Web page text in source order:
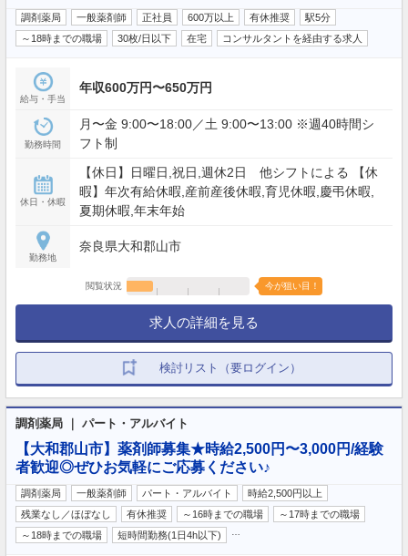
調剤薬局 一般薬剤師 正社員 600万以上 有休推奨
駅5分
～18時までの職場
30枚/日以下 在宅 コンサルタントを経由する求人
給与・手当
年収600万円〜650万円
勤務時間
月〜金 9:00〜18:00／土 9:00〜13:00 ※週40時間シ
フト制
休日・休暇
【休日】日曜日,祝日,週休2日 他シフトによる 【休
暇】年次有給休暇,産前産後休暇,育児休暇,慶弔休暇,
夏期休暇,年末年始
勤務地
奈良県大和郡山市
閲覧状況 今が狙い目！
求人の詳細を見る
検討リスト（要ログイン）
調剤薬局 ｜ パート・アルバイト
【大和郡山市】薬剤師募集★時給2,500円〜3,000円/経験
者歓迎◎ぜひお気軽にご応募ください♪
調剤薬局 一般薬剤師 パート・アルバイト
時給2,500円以上
残業なし／ほぼなし
有休推奨 ～16時までの職場
～17時までの職場
～18時までの職場
短時間勤務(1日4h以下)